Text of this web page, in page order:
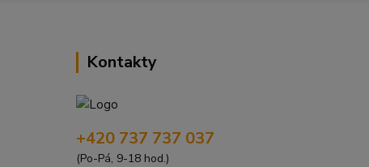
Kontakty
+420 737 737 037
(Po-Pá, 9-18 hod.)